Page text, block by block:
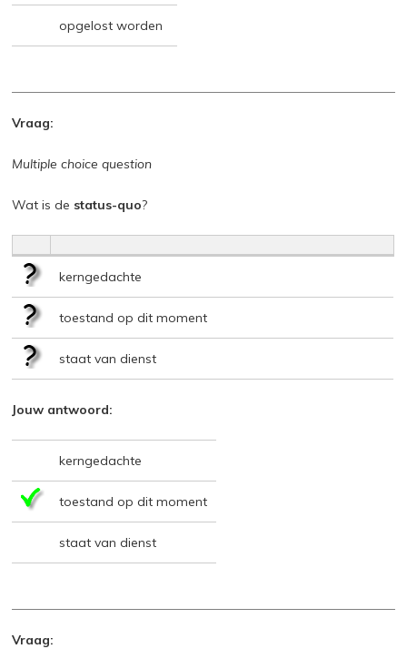
opgelost worden
Vraag:
Multiple choice question
Wat is de status-quo?
kerngedachte
toestand op dit moment
staat van dienst
Jouw antwoord:
kerngedachte
toestand op dit moment
staat van dienst
Vraag: